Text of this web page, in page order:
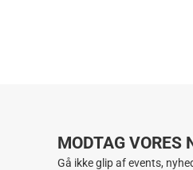
MODTAG VORES
Gå ikke glip af events,